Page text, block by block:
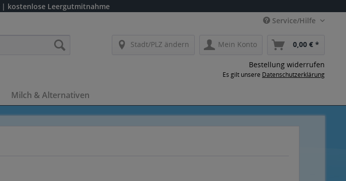
| kostenlose Leergutmitnahme
Service/Hilfe
Stadt/PLZ ändern Mein Konto 0,00 € *
Bestellung widerrufen
Es gilt unsere Datenschutzerklärung
Milch & Alternativen